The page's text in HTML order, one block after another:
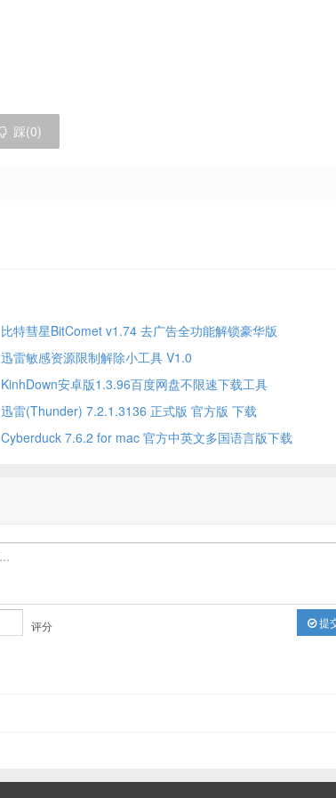
踩(0)
比特彗星BitComet v1.74 去广告全功能解锁豪华版
迅雷敏感资源限制解除小工具 V1.0
KinhDown安卓版1.3.96百度网盘不限速下载工具
迅雷(Thunder) 7.2.1.3136 正式版 官方版 下载
Cyberduck 7.6.2 for mac 官方中英文多国语言版下载
评分 提